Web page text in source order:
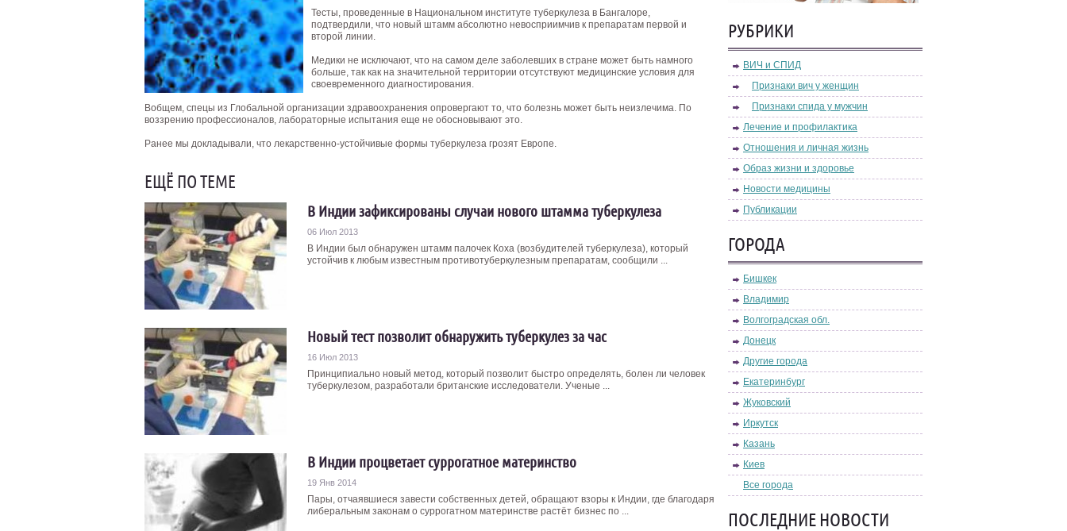
Тесты, проведенные в Национальном институте туберкулеза в Бангалоре,
подтвердили, что новый штамм абсолютно невосприимчив к препаратам первой и
второй линии.
Медики не исключают, что на самом деле заболевших в стране может быть намного
больше, так как на значительной территории отсутствуют медицинские условия для
своевременного диагностирования.
Вобщем, спецы из Глобальной организации здравоохранения опровергают то, что болезнь может быть неизлечима. По
воззрению профессионалов, лабораторные испытания еще не обосновывают это.
Ранее мы докладывали, что лекарственно-устойчивые формы туберкулеза грозят Европе.
ЕЩЁ ПО ТЕМЕ
В Индии зафиксированы случаи нового штамма туберкулеза
06 Июл 2013
В Индии был обнаружен штамм палочек Коха (возбудителей туберкулеза), который
устойчив к любым известным противотуберкулезным препаратам, сообщили ...
Новый тест позволит обнаружить туберкулез за час
16 Июл 2013
Принципиально новый метод, который позволит быстро определять, болен ли человек
туберкулезом, разработали британские исследователи. Ученые ...
В Индии процветает суррогатное материнство
19 Янв 2014
Пары, отчаявшиеся завести собственных детей, обращают взоры к Индии, где благодаря
либеральным законам о суррогатном материнстве растёт бизнес по ...
РУБРИКИ
ВИЧ и СПИД
Признаки вич у женщин
Признаки спида у мужчин
Лечение и профилактика
Отношения и личная жизнь
Образ жизни и здоровье
Новости медицины
Публикации
ГОРОДА
Бишкек
Владимир
Волгоградская обл.
Донецк
Другие города
Екатеринбург
Жуковский
Иркутск
Казань
Киев
Все города
ПОСЛЕДНИЕ НОВОСТИ